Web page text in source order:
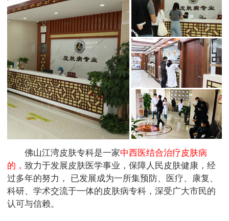
佛山江湾皮肤专科是一家中西医结合治疗皮肤病
的， 致力于发展皮肤医学事业，保障人民皮肤健康，经
过多年的努力， 已发展成为一所集预防、医疗、康复、
科研、学术交流于一体的皮肤病专科，深受广大市民的
认可与信赖。